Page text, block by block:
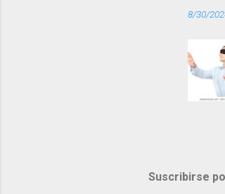
8/30/
Suscribirse